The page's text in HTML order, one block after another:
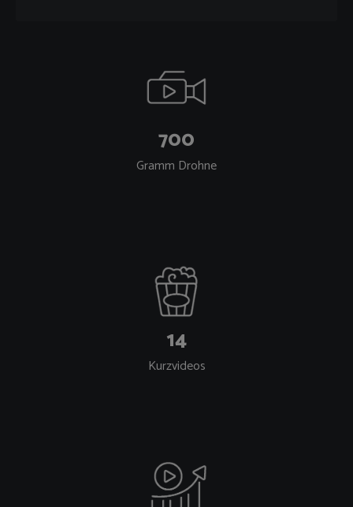
700
Gramm Drohne
14
Kurzvideos